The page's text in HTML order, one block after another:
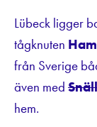
Lübeck ligger
tågknuten
från Sverige
även med
hem.